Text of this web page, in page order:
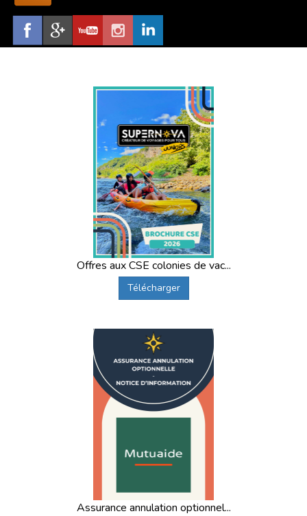
Offres aux CSE colonies de vac...
Télécharger
Assurance annulation optionnel...